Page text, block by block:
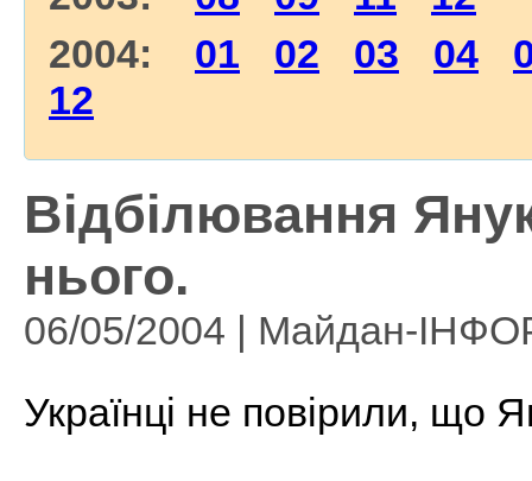
2004: 01 02 03 04
12
Відбілювання
нього.
06/05/2004 | Майдан-
Українці не повірили, що